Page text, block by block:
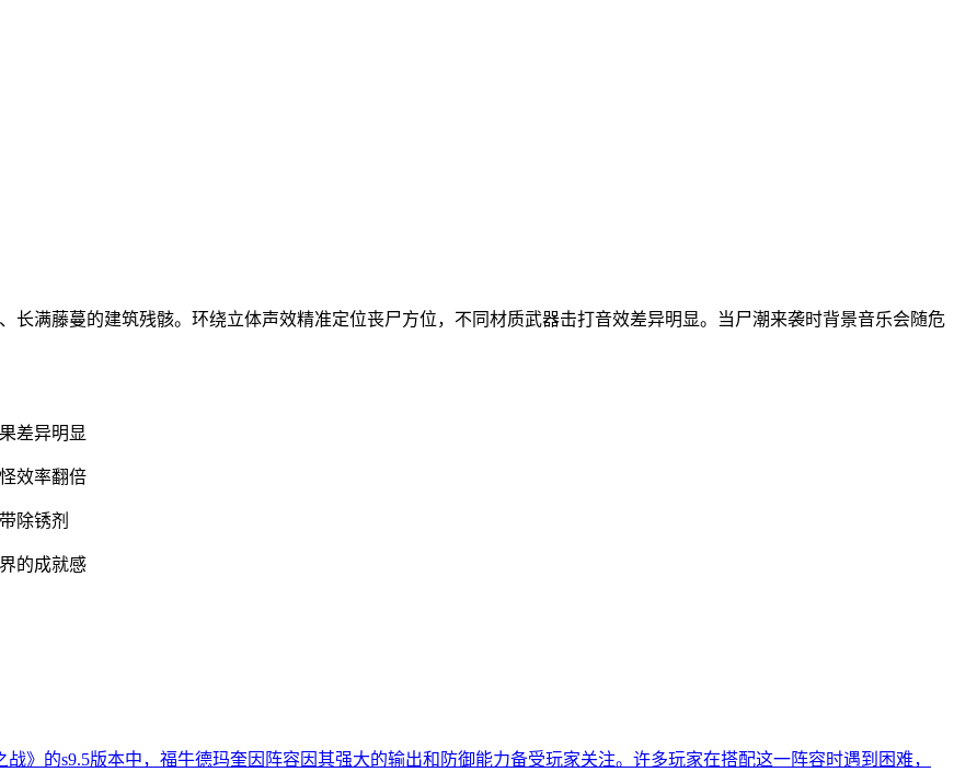
长满藤蔓的建筑残骸。环绕立体声效精准定位丧尸方位，不同材质武器击打音效差异明显。当尸潮来袭时背景音乐会随危
差异明显
效率翻倍
除锈剂
的成就感
》的s9.5版本中，福牛德玛奎因阵容因其强大的输出和防御能力备受玩家关注。许多玩家在搭配这一阵容时遇到困难，